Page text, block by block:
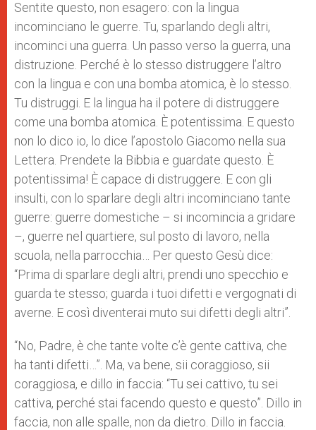
Sentite questo, non esagero: con la lingua
incominciano le guerre. Tu, sparlando degli altri,
incominci una guerra. Un passo verso la guerra, una
distruzione. Perché è lo stesso distruggere l’altro
con la lingua e con una bomba atomica, è lo stesso.
Tu distruggi. E la lingua ha il potere di distruggere
come una bomba atomica. È potentissima. E questo
non lo dico io, lo dice l’apostolo Giacomo nella sua
Lettera. Prendete la Bibbia e guardate questo. È
potentissima! È capace di distruggere. E con gli
insulti, con lo sparlare degli altri incominciano tante
guerre: guerre domestiche – si incomincia a gridare
–, guerre nel quartiere, sul posto di lavoro, nella
scuola, nella parrocchia… Per questo Gesù dice:
“Prima di sparlare degli altri, prendi uno specchio e
guarda te stesso; guarda i tuoi difetti e vergognati di
averne. E così diventerai muto sui difetti degli altri”.
“No, Padre, è che tante volte c’è gente cattiva, che
ha tanti difetti…”. Ma, va bene, sii coraggioso, sii
coraggiosa, e dillo in faccia: “Tu sei cattivo, tu sei
cattiva, perché stai facendo questo e questo”. Dillo in
faccia, non alle spalle, non da dietro. Dillo in faccia.